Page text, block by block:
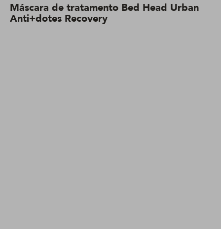
Máscara de tratamento Bed Head Urban
Anti+dotes Recovery